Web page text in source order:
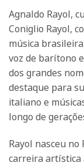
Agnaldo Rayol,
Coniglio Rayol,
música
voz de barítono
dos grandes
destaque para
italiano e
longo de
Rayol nasceu no
carreira artística